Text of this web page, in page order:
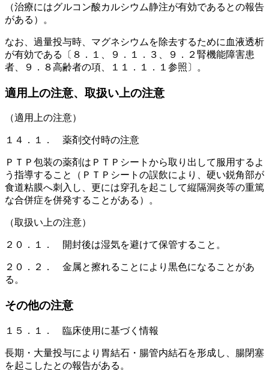
（治療にはグルコン酸カルシウム静注が有効であるとの報告
がある）。
なお、過量投与時、マグネシウムを除去するために血液透析
が有効である〔８．１、９．１．３、９．２腎機能障害患
者、９．８高齢者の項、１１．１．１参照〕。
適用上の注意、取扱い上の注意
（適用上の注意）
１４．１． 薬剤交付時の注意
ＰＴＰ包装の薬剤はＰＴＰシートから取り出して服用するよ
う指導すること（ＰＴＰシートの誤飲により、硬い鋭角部が
食道粘膜へ刺入し、更には穿孔を起こして縦隔洞炎等の重篤
な合併症を併発することがある）。
（取扱い上の注意）
２０．１． 開封後は湿気を避けて保管すること。
２０．２． 金属と擦れることにより黒色になることがあ
る。
その他の注意
１５．１． 臨床使用に基づく情報
長期・大量投与により胃結石・腸管内結石を形成し、腸閉塞
を起こしたとの報告がある。